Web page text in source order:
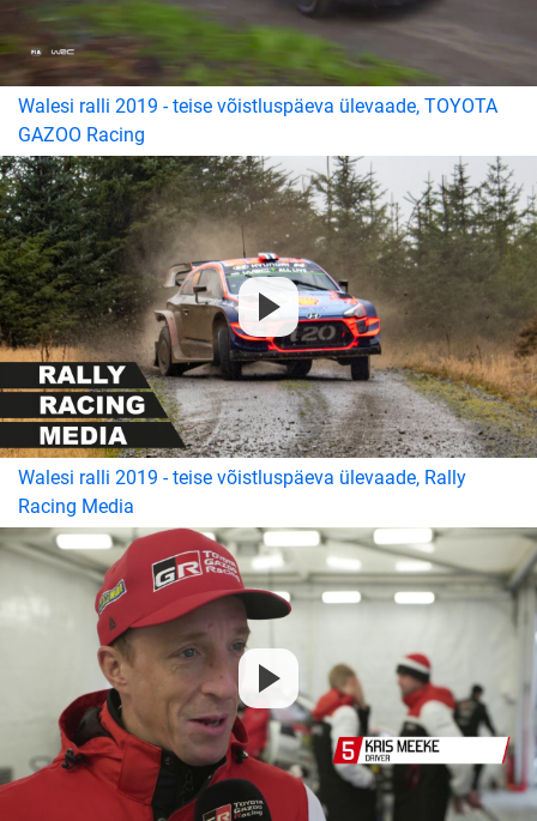
Walesi ralli 2019 - teise võistluspäeva ülevaade, TOYOTA
GAZOO Racing
Walesi ralli 2019 - teise võistluspäeva ülevaade, Rally
Racing Media